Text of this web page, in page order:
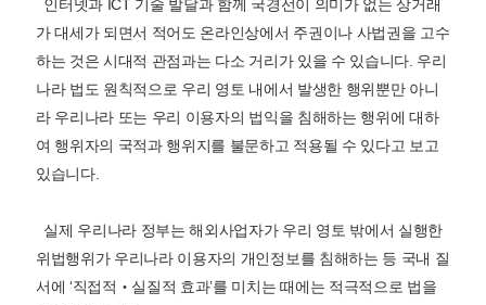
인터넷과 ICT 기술 발달과 함께 국경선이 의미가 없는 상거래
가 대세가 되면서 적어도 온라인상에서 주권이나 사법권을 고수
하는 것은 시대적 관점과는 다소 거리가 있을 수 있습니다. 우리
나라 법도 원칙적으로 우리 영토 내에서 발생한 행위뿐만 아니
라 우리나라 또는 우리 이용자의 법익을 침해하는 행위에 대하
여 행위자의 국적과 행위지를 불문하고 적용될 수 있다고 보고
있습니다.
실제 우리나라 정부는 해외사업자가 우리 영토 밖에서 실행한
위법행위가 우리나라 이용자의 개인정보를 침해하는 등 국내 질
서에 ‘직접적‧실질적 효과’를 미치는 때에는 적극적으로 법을